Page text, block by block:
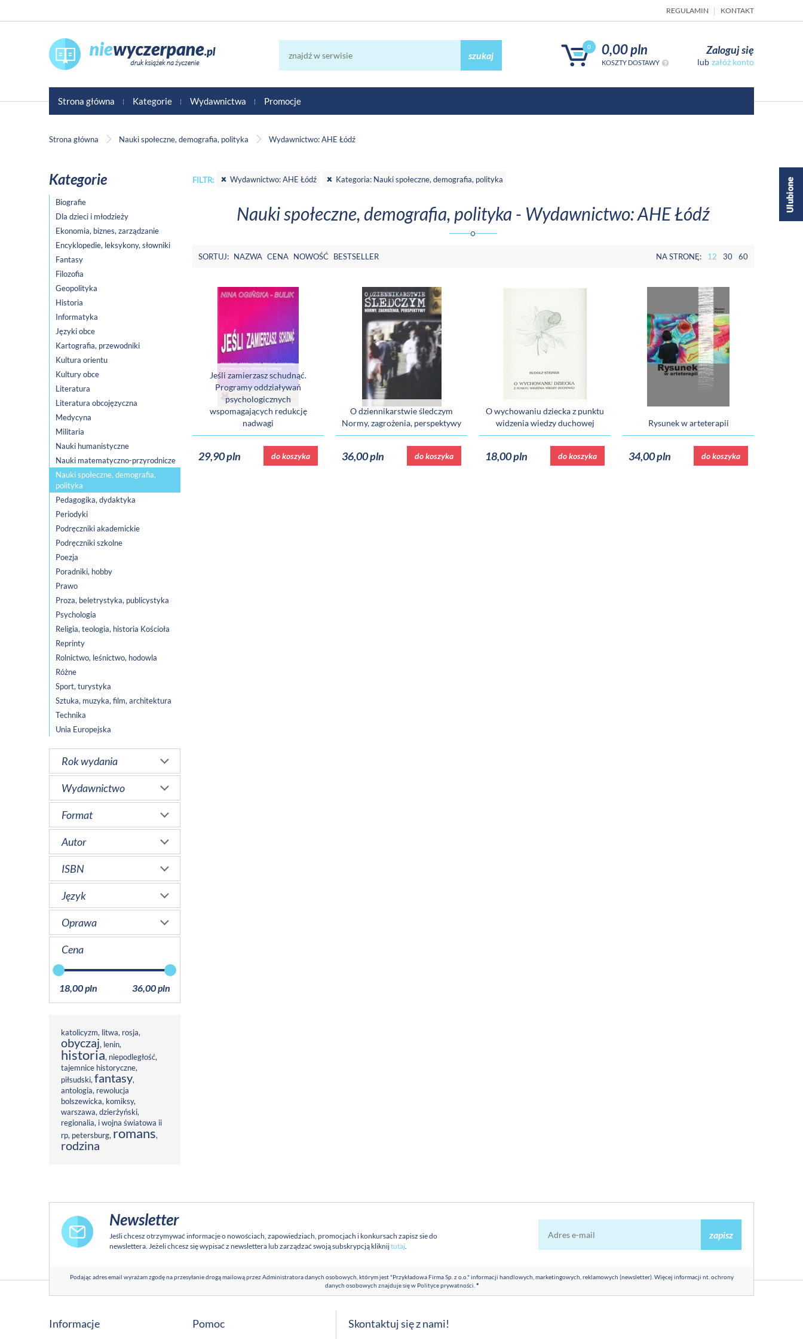
REGULAMIN KONTAKT
0 0,00 pln
KOSZTY DOSTAWY
szukaj Zaloguj się
załóż konto
Strona główna Kategorie Wydawnictwa Promocje
Strona główna Nauki społeczne, demografia, polityka Wydawnictwo: AHE Łódź
Kategorie
Biografie
Dla dzieci i młodzieży
Ekonomia, biznes, zarządzanie
Encyklopedie, leksykony, słowniki
Fantasy
Filozofia
Geopolityka
Historia
Informatyka
Języki obce
Kartografia, przewodniki
Kultura orientu
Kultury obce
Literatura
Literatura obcojęzyczna
Medycyna
Militaria
Nauki humanistyczne
Nauki matematyczno-przyrodnicze
Nauki społeczne, demografia,
polityka
Pedagogika, dydaktyka
Periodyki
Podręczniki akademickie
Podręczniki szkolne
Poezja
Poradniki, hobby
Prawo
Proza, beletrystyka, publicystyka
Psychologia
Religia, teologia, historia Kościoła
Reprinty
Rolnictwo, leśnictwo, hodowla
Różne
Sport, turystyka
Sztuka, muzyka, film, architektura
Technika
Unia Europejska
Rok wydania
Wydawnictwo
Format
Autor
ISBN
Język
Oprawa
Cena
18,00 pln 36,00 pln
katolicyzm, litwa, rosja,
obyczaj, lenin,
historia, niepodległość,
tajemnice historyczne,
piłsudski,fantasy,
antologia, rewolucja
bolszewicka, komiksy,
warszawa,dzierżyński,
regionalia, i wojna światowa ii
rp, petersburg, romans,
rodzina
FILTR: Wydawnictwo: AHE Łódź Kategoria: Nauki społeczne, demografia, polityka
Nauki społeczne, demografia, polityka - Wydawnictwo: AHE Łódź
SORTUJ: NAZWA CENA NOWOŚĆ BESTSELLER NA STRONĘ: 12 30 60
Jeśli zamierzasz schudnąć.
Programy oddziaływań
psychologicznych
wspomagających redukcję
nadwagi
29,90 pln do koszyka
O dziennikarstwie śledczym
Normy, zagrożenia, perspektywy
36,00 pln do koszyka
O wychowaniu dziecka z punktu
widzenia wiedzy duchowej
18,00 pln do koszyka
Rysunek w arteterapii
34,00 pln do koszyka
Newsletter
Jeśli chcesz otrzymywać informacje o nowościach, zapowiedziach, promocjach i konkursach zapisz sie do
newslettera. Jeżeli chcesz się wypisać z newslettera lub zarządzać swoją subskrypcją kliknijtutaj.
zapisz
Podając adres email wyrażam zgodę na przesyłanie drogą mailową przez Administratora danych osobowych, którym jest "Przykładowa Firma Sp. z o.o." informacji handlowych, marketingowych, reklamowych (newsletter). Więcej informacji nt. ochrony
danych osobowych znajduje się w Polityce prywatności.*
Informacje Pomoc Skontaktuj się z nami!